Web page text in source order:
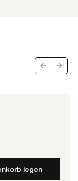
Previous
Next
legen